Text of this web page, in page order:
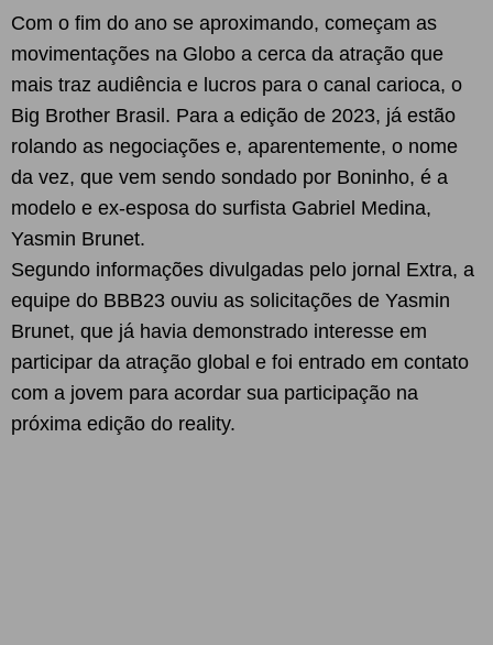
Com o fim do ano se aproximando, começam as
movimentações na Globo a cerca da atração que
mais traz audiência e lucros para o canal carioca, o
Big Brother Brasil. Para a edição de 2023, já estão
rolando as negociações e, aparentemente, o nome
da vez, que vem sendo sondado por Boninho, é a
modelo e ex-esposa do surfista Gabriel Medina,
Yasmin Brunet.
Segundo informações divulgadas pelo jornal Extra, a
equipe do BBB23 ouviu as solicitações de Yasmin
Brunet, que já havia demonstrado interesse em
participar da atração global e foi entrado em contato
com a jovem para acordar sua participação na
próxima edição do reality.